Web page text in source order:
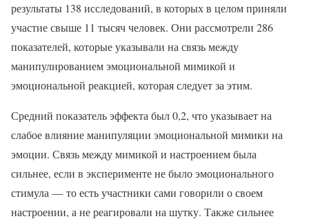
результаты 138 исследований, в которых в целом приняли
участие свыше 11 тысяч человек. Они рассмотрели 286
показателей, которые указывали на связь между
манипулированием эмоциональной мимикой и
эмоциональной реакцией, которая следует за этим.
Средний показатель эффекта был 0,2, что указывает на
слабое влияние манипуляции эмоциональной мимики на
эмоции. Связь между мимикой и настроением была
сильнее, если в эксперименте не было эмоционального
стимула — то есть участники сами говорили о своем
настроении, а не реагировали на шутку. Также сильнее